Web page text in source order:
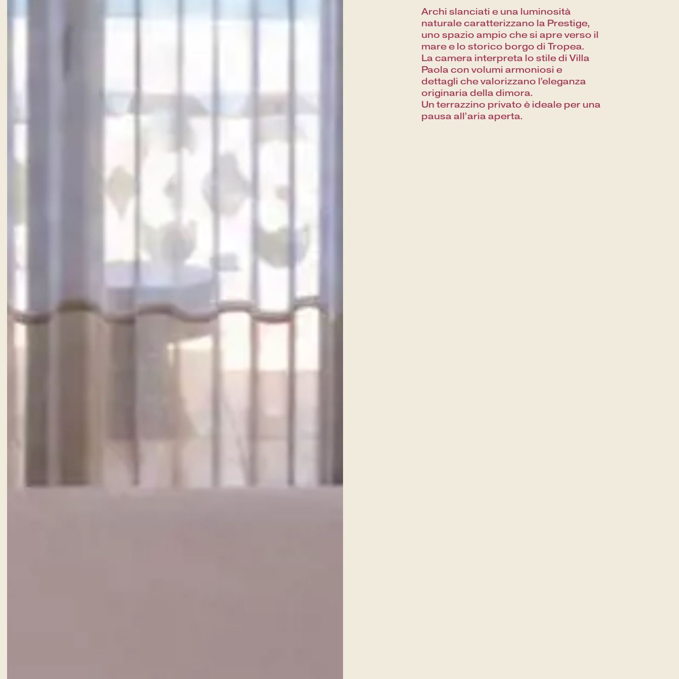
Archi slanciati e una luminosità
naturale caratterizzano la Prestige,
uno spazio ampio che si apre verso il
mare e lo storico borgo di Tropea.
La camera interpreta lo stile di Villa
Paola con volumi armoniosi e
dettagli che valorizzano l’eleganza
originaria della dimora.
Un terrazzino privato è ideale per una
pausa all’aria aperta.